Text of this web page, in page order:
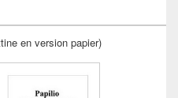
en version papier)